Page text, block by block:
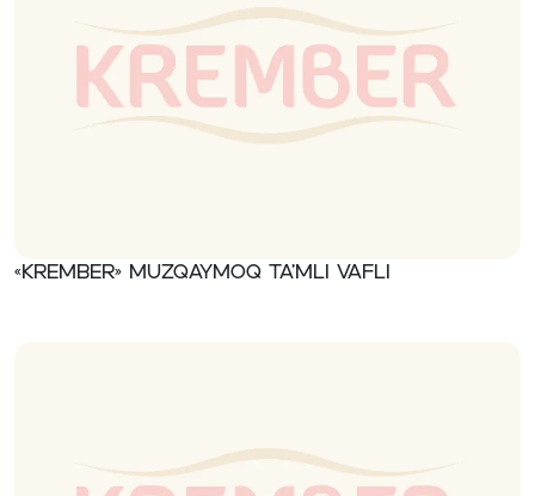
«Krember» Muzqaymoq ta’mli vafli